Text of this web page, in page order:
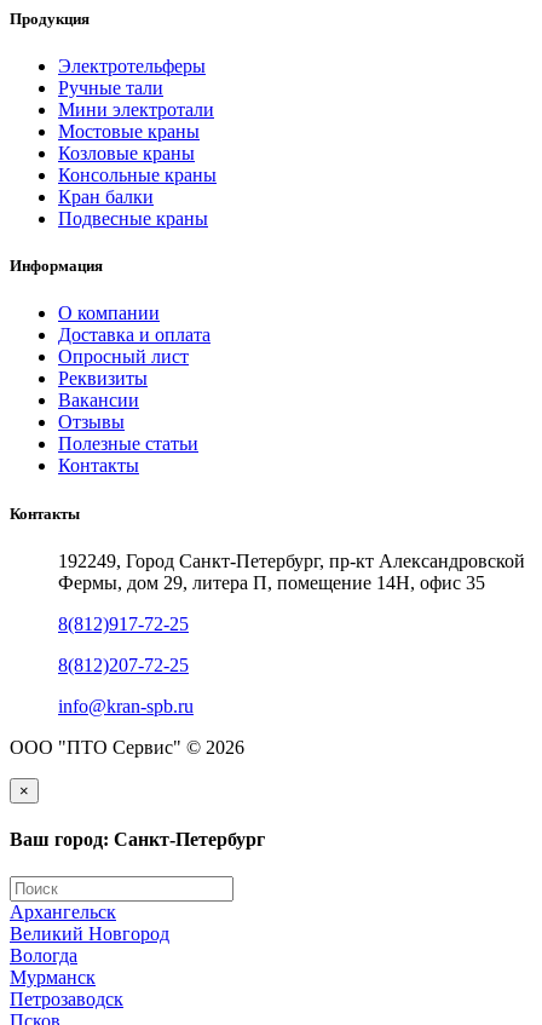
Продукция
Электротельферы
Ручные тали
Мини электротали
Мостовые краны
Козловые краны
Консольные краны
Кран балки
Подвесные краны
Информация
О компании
Доставка и оплата
Опросный лист
Реквизиты
Вакансии
Отзывы
Полезные статьи
Контакты
Контакты
192249, Город Санкт-Петербург, пр-кт Александровской
Фермы, дом 29, литера П, помещение 14Н, офис 35
8(812)917-72-25
8(812)207-72-25
info@kran-spb.ru
ООО "ПТО Сервис" © 2026
×
Ваш город: Санкт-Петербург
Архангельск
Великий Новгород
Вологда
Мурманск
Петрозаводск